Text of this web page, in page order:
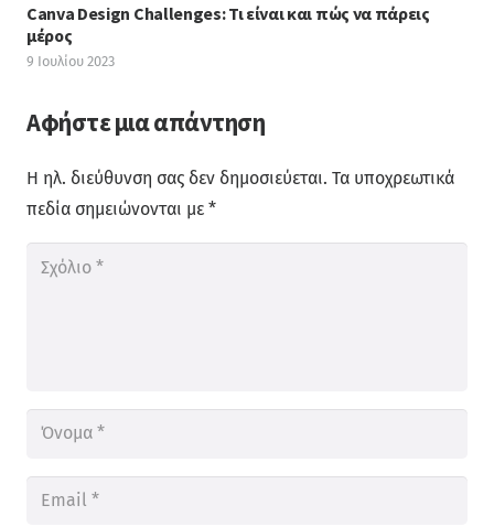
Canva Design Challenges: Τι είναι και πώς να πάρεις
μέρος
9 Ιουλίου 2023
Αφήστε μια απάντηση
Η ηλ. διεύθυνση σας δεν δημοσιεύεται. Τα υποχρεωτικά
πεδία σημειώνονται με *